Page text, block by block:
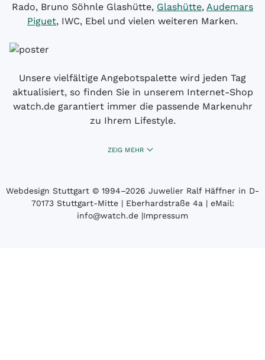
Rado, Bruno Söhnle Glashütte, Glashütte, Audemars
Piguet, IWC, Ebel und vielen weiteren Marken.
Unsere vielfältige Angebotspalette wird jeden Tag
aktualisiert, so finden Sie in unserem Internet-Shop
watch.de garantiert immer die passende Markenuhr
zu Ihrem Lifestyle.
ZEIG MEHR
Webdesign Stuttgart © 1994­–2026 Juwelier Ralf Häffner in D-
70173 Stuttgart-Mitte | Eberhardstraße 4a | eMail:
info@watch.de |Impressum